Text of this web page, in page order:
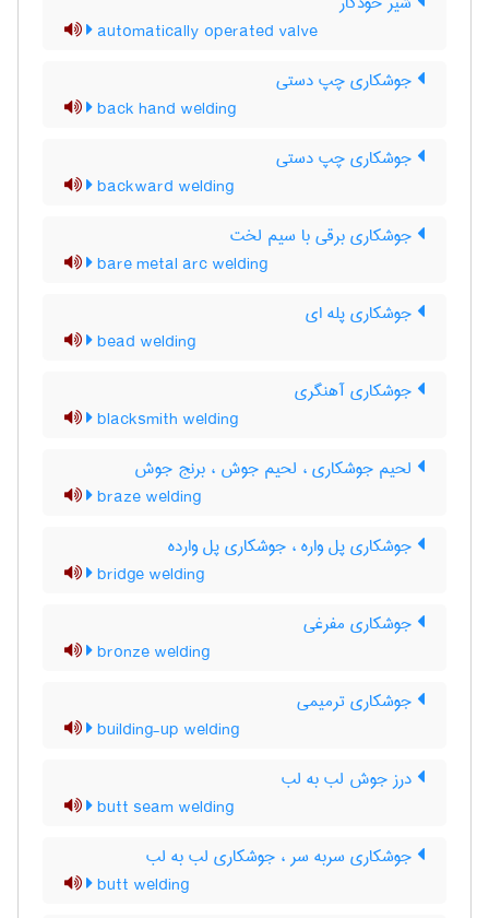
automatically operated valve
جوشکاری چپ دستی
back hand welding
جوشکاری چپ دستی
backward welding
جوشکاری برقی با سیم لخت
bare metal arc welding
جوشکاری پله ای
bead welding
جوشکاری آهنگری
blacksmith welding
لحیم جوشکاری ، لحیم جوش ، برنج جوش
braze welding
جوشکاری پل واره ، جوشکاری پل وارده
bridge welding
جوشکاری مفرغی
bronze welding
جوشکاری ترمیمی
building-up welding
درز جوش لب به لب
butt seam welding
جوشکاری سربه سر ، جوشکاری لب به لب
butt welding